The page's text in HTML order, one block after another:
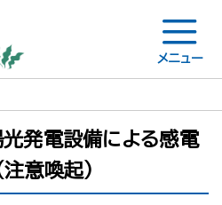
メニュー
光発電設備による感電
意喚起）